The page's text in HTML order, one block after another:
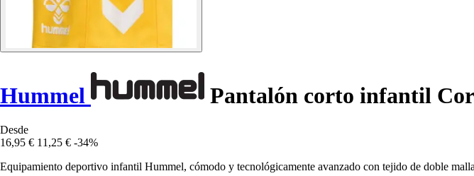
Hummel Pantalón corto infantil
Desde
16,95 € 11,25 € -34%
Equipamiento deportivo infantil Hummel, cómodo y tecnológicamente avanzado con tejido de doble